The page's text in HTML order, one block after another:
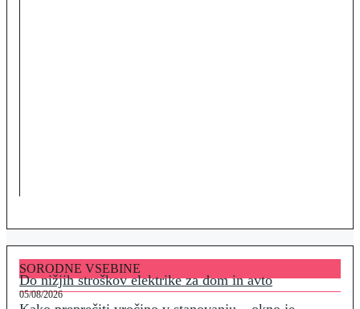
SORODNE VSEBINE
Do nižjih stroškov elektrike za dom in avto
05/08/2026